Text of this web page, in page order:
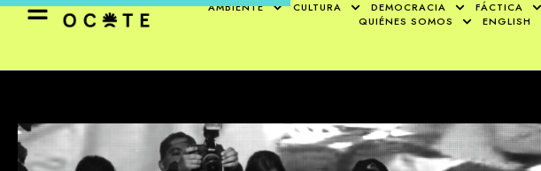
AMBIENTE CULTURA DEMOCRACIA FÁCTICA
QUIÉNES SOMOS
ENGLISH